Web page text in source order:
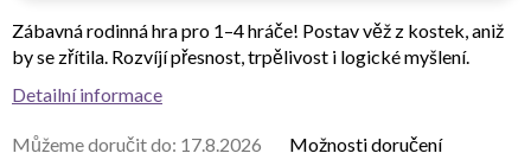
Můžeme doručit do: 17.8.2026 Možnosti doručení
Zábavná rodinná hra pro 1–4 hráče! Postav věž z kostek, aniž
by se zřítila. Rozvíjí přesnost, trpělivost i logické myšlení.
Detailní informace